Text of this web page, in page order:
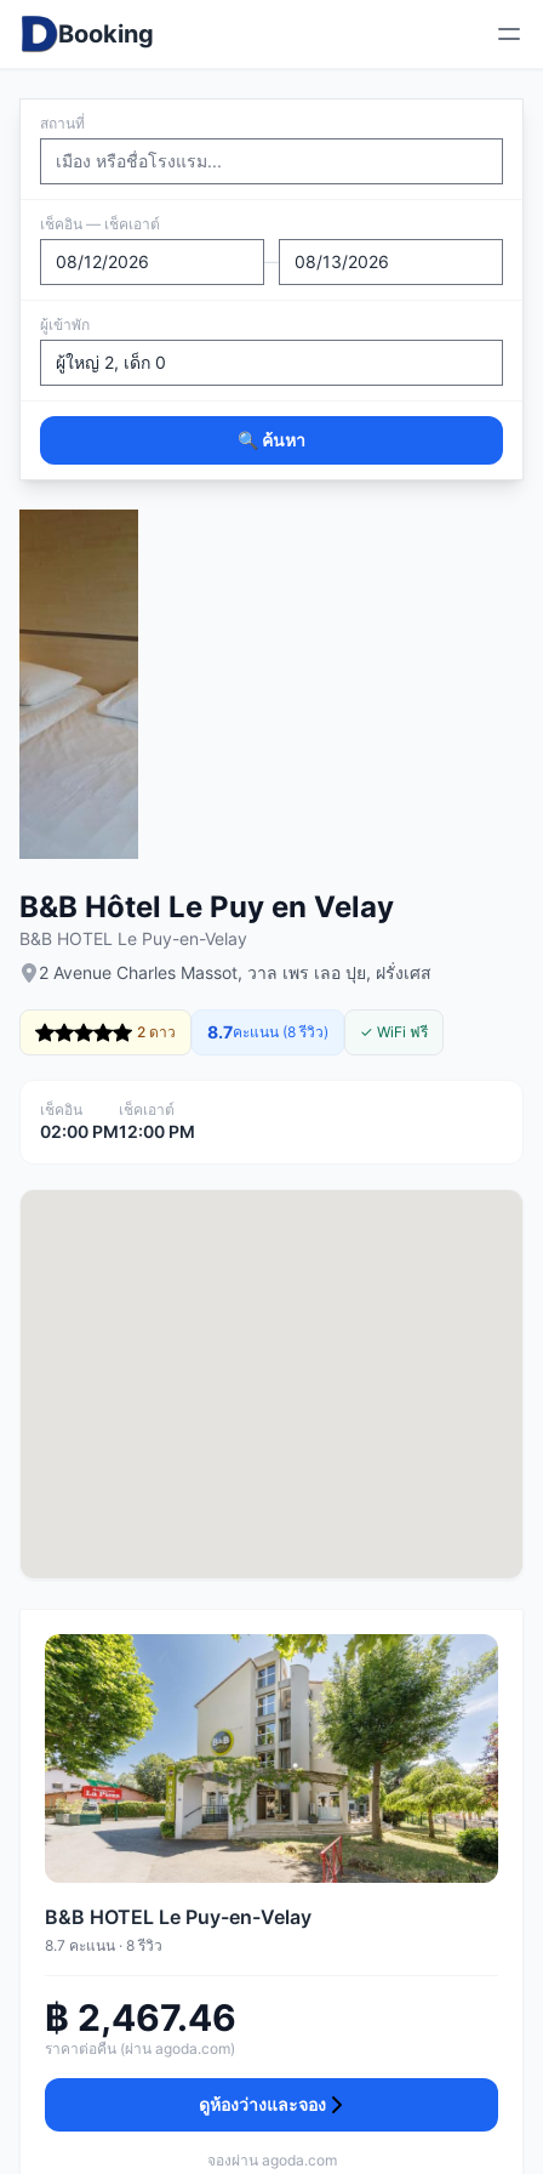
Booking
สถานที่
เช็คอิน — เช็คเอาต์
—
ผู้เข้าพัก
🔍 ค้นหา
B&B Hôtel Le Puy en Velay
B&B HOTEL Le Puy-en-Velay
2 Avenue Charles Massot, วาล เพร เลอ ปุย, ฝรั่งเศส
2 ดาว 8.7คะแนน (8 รีวิว) ✓ WiFi ฟรี
เช็คอิน
02:00 PM
เช็คเอาต์
12:00 PM
B&B HOTEL Le Puy-en-Velay
8.7 คะแนน · 8 รีวิว
฿ 2,467.46
ราคาต่อคืน (ผ่าน agoda.com)
ดูห้องว่างและจอง
จองผ่าน agoda.com